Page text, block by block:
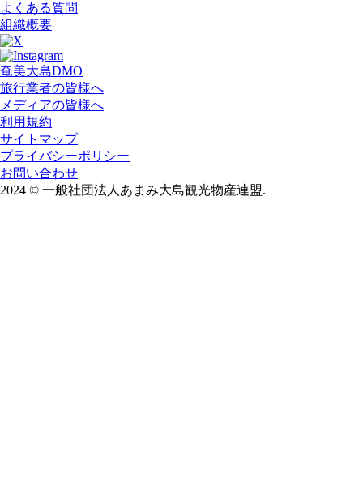
よくある質問
組織概要
奄美大島DMO
旅行業者の皆様へ
メディアの皆様へ
利用規約
サイトマップ
プライバシーポリシー
お問い合わせ
2024 © 一般社団法人あまみ大島観光物産連盟.